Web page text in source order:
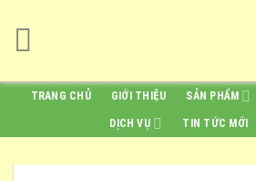
content
TRANG CHỦ GIỚI THIỆU SẢN PHẨM
DỊCH VỤ TIN TỨC MỚI